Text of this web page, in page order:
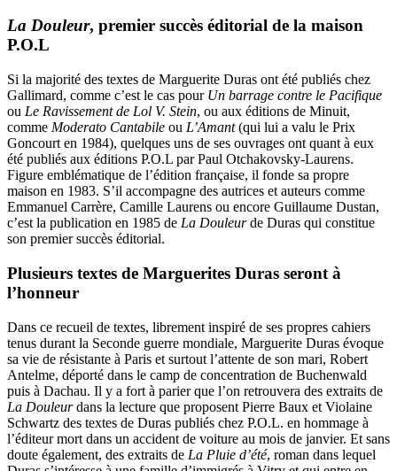
La Douleur, premier succès éditorial de la maison
P.O.L
Si la majorité des textes de Marguerite Duras ont été publiés chez
Gallimard, comme c’est le cas pour Un barrage contre le Pacifique
ou Le Ravissement de Lol V. Stein, ou aux éditions de Minuit,
comme Moderato Cantabile ou L’Amant(qui lui a valu le Prix
Goncourt en 1984), quelques uns de ses ouvrages ont quant à eux
été publiés aux éditions P.O.L par Paul Otchakovsky-Laurens.
Figure emblématique de l’édition française, il fonde sa propre
maison en 1983. S’il accompagne des autrices et auteurs comme
Emmanuel Carrère, Camille Laurens ou encore Guillaume Dustan,
c’est la publication en 1985 de La Douleurde Duras qui constitue
son premier succès éditorial.
Plusieurs textes de Marguerites Duras seront à
l’honneur
Dans ce recueil de textes, librement inspiré de ses propres cahiers
tenus durant la Seconde guerre mondiale, Marguerite Duras évoque
sa vie de résistante à Paris et surtout l’attente de son mari, Robert
Antelme, déporté dans le camp de concentration de Buchenwald
puis à Dachau. Il y a fort à parier que l’on retrouvera des extraits de
La Douleurdans la lecture que proposent Pierre Baux et Violaine
Schwartz des textes de Duras publiés chez P.O.L. en hommage à
l’éditeur mort dans un accident de voiture au mois de janvier. Et sans
doute également, des extraits de La Pluie d’été, roman dans lequel